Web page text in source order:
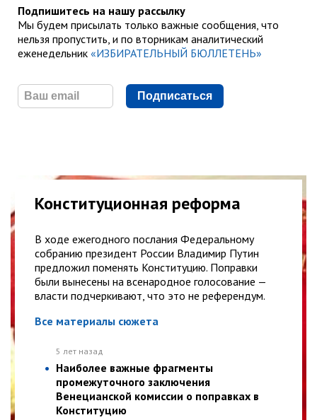
Подпишитесь на нашу рассылку
Мы будем присылать только важные сообщения, что
нельзя пропустить, и по вторникам аналитический
еженедельник «ИЗБИРАТЕЛЬНЫЙ БЮЛЛЕТЕНЬ»
Подписаться
Конституционная реформа
В ходе ежегодного послания Федеральному
собранию президент России Владимир Путин
предложил поменять Конституцию. Поправки
были вынесены на всенародное голосование —
власти подчеркивают, что это не референдум.
Все материалы сюжета
5 лет назад
Наиболее важные фрагменты
промежуточного заключения
Венецианской комиссии о поправках в
Конституцию